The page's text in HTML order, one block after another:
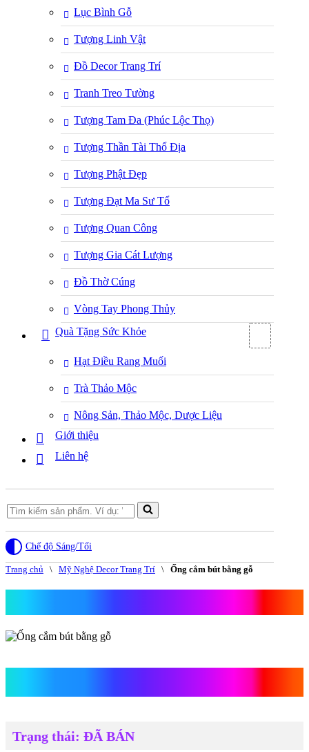
Lục Bình Gỗ
Tượng Linh Vật
Đồ Decor Trang Trí
Tranh Treo Tường
Tượng Tam Đa (Phúc Lộc Thọ)
Tượng Thần Tài Thổ Địa
Tượng Phật Đẹp
Tượng Đạt Ma Sư Tổ
Tượng Quan Công
Tượng Gia Cát Lượng
Đồ Thờ Cúng
Vòng Tay Phong Thủy
Quà Tặng Sức Khỏe
Hạt Điều Rang Muối
Trà Thảo Mộc
Nông Sản, Thảo Mộc, Dược Liệu
Giới thiệu
Liên hệ
Search
for...
Chế độ Sáng/Tối
Trang chủ \ Mỹ Nghệ Decor Trang Trí \ Ống cắm bút bằng gỗ
Trạng thái: ĐÃ BÁN